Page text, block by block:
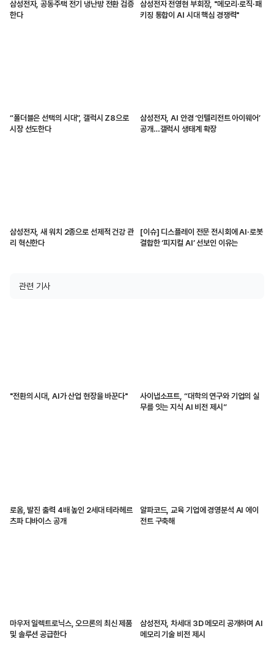
삼성전자, 공동주택 전기 냉난방 전환 검증
한다
삼성전자 전영현 부회장, "메모리·로직·패
키징 통합이 AI 시대 핵심 경쟁력"
“폴더블은 선택의 시대”, 갤럭시 Z8으로
시장 선도한다
삼성전자, AI 안경 ‘인텔리전트 아이웨어’
공개…갤럭시 생태계 확장
삼성전자, 새 워치 2종으로 선제적 건강 관
리 혁신한다
[이슈] 디스플레이 전문 전시회에 AI·로봇
결합한 ‘피지컬 AI’ 선보인 이유는
관련 기사
"전환의 시대, AI가 산업 현장을 바꾼다"
사이냅소프트, “대학의 연구와 기업의 실
무를 잇는 지식 AI 비전 제시”
로옴, 발진 출력 4배 높인 2세대 테라헤르
츠파 디바이스 공개
알파코드, 교육 기업에 경영분석 AI 에이
전트 구축해
마우저 일렉트로닉스, 오므론의 최신 제품
및 솔루션 공급한다
삼성전자, 차세대 3D 메모리 공개하며 AI
메모리 기술 비전 제시